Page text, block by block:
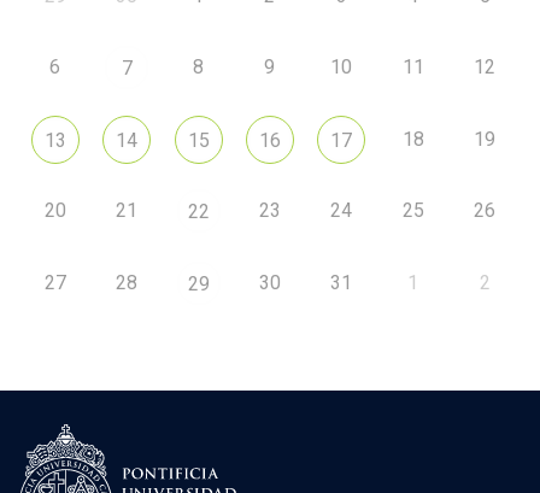
6 7 8 9 10 11 12
13 14 15 16 17 18 19
20 21 22 23 24 25 26
27 28 29 30 31 1 2